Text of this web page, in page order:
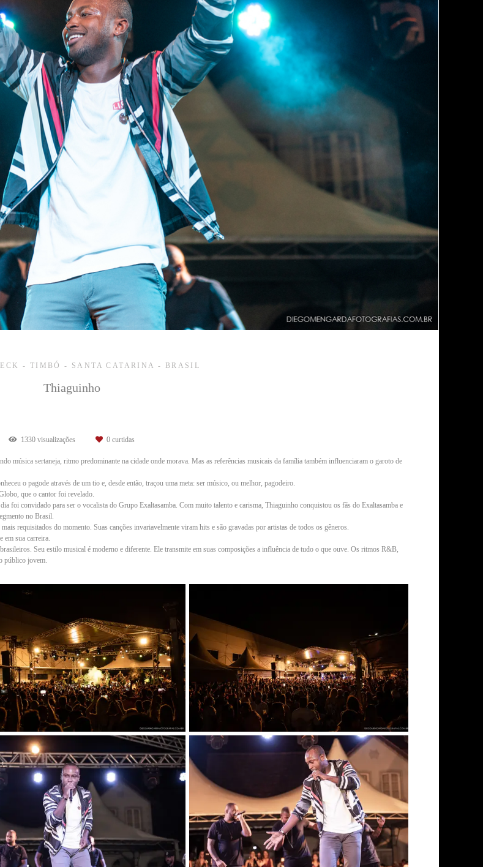
- TIMBÓ - SANTA CATARINA - BRASIL
Thiaguinho
1330 visualizações 0 curtidas
música sertaneja, ritmo predominante na cidade onde morava. Mas as referências musicais da família também influenciaram o garoto de
o pagode através de um tio e, desde então, traçou uma meta: ser músico, ou melhor, pagodeiro.
que o cantor foi revelado.
foi convidado para ser o vocalista do Grupo Exaltasamba. Com muito talento e carisma, Thiaguinho conquistou os fãs do Exaltasamba e
no Brasil.
requisitados do momento. Suas canções invariavelmente viram hits e são gravadas por artistas de todos os gêneros.
em sua carreira.
Seu estilo musical é moderno e diferente. Ele transmite em suas composições a influência de tudo o que ouve. Os ritmos R&B,
público jovem.